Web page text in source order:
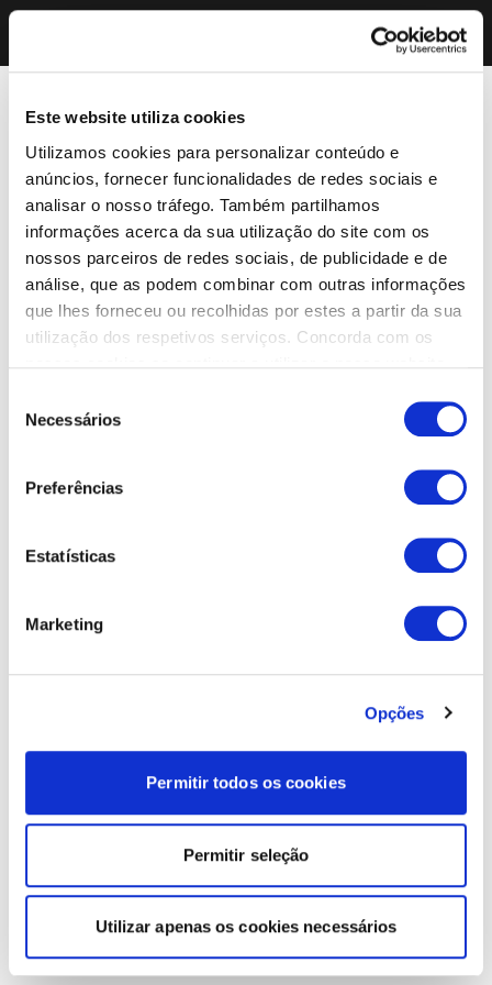
Este website utiliza cookies
Utilizamos cookies para personalizar conteúdo e
anúncios, fornecer funcionalidades de redes sociais e
analisar o nosso tráfego. Também partilhamos
informações acerca da sua utilização do site com os
nossos parceiros de redes sociais, de publicidade e de
análise, que as podem combinar com outras informações
que lhes forneceu ou recolhidas por estes a partir da sua
utilização dos respetivos serviços. Concorda com os
Necessários
Preferências
Estatísticas
Marketing
Opções
Permitir todos os cookies
Permitir seleção
Utilizar apenas os cookies necessários